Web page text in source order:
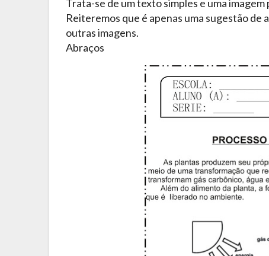
Trata-se de um texto simples e uma imagem
Reiteremos que é apenas uma sugestão
outras imagens.
Abraços